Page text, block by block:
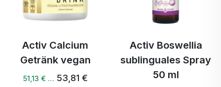
Activ Calcium
Getränk vegan
51,13 € … 53,81 €
Activ Boswellia
sublinguales Spray
50 ml